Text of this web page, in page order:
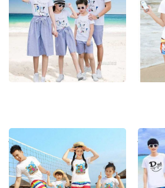
Đồng Phục Đi Biển 2 Đồng